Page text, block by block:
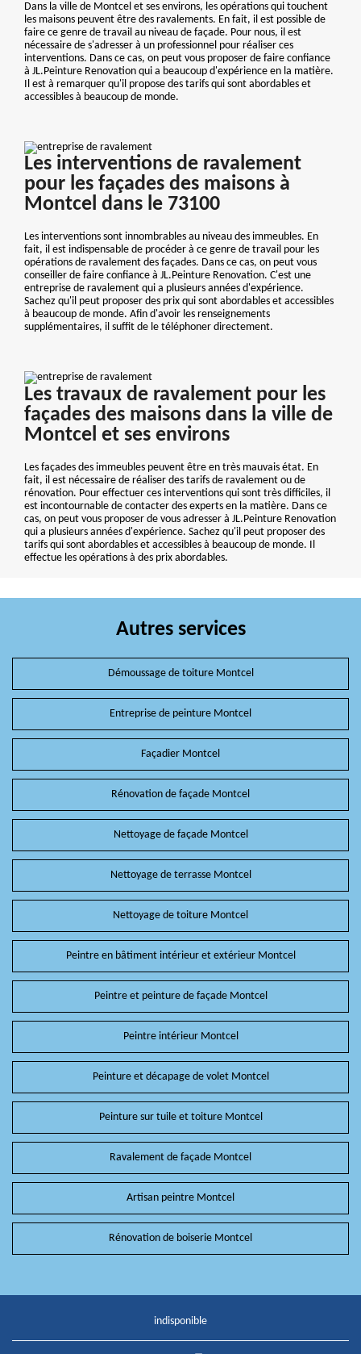
Dans la ville de Montcel et ses environs, les opérations qui touchent
les maisons peuvent être des ravalements. En fait, il est possible de
faire ce genre de travail au niveau de façade. Pour nous, il est
nécessaire de s'adresser à un professionnel pour réaliser ces
interventions. Dans ce cas, on peut vous proposer de faire confiance
à JL.Peinture Renovation qui a beaucoup d'expérience en la matière.
Il est à remarquer qu'il propose des tarifs qui sont abordables et
accessibles à beaucoup de monde.
Les interventions de ravalement
pour les façades des maisons à
Montcel dans le 73100
Les interventions sont innombrables au niveau des immeubles. En
fait, il est indispensable de procéder à ce genre de travail pour les
opérations de ravalement des façades. Dans ce cas, on peut vous
conseiller de faire confiance à JL.Peinture Renovation. C'est une
entreprise de ravalement qui a plusieurs années d'expérience.
Sachez qu'il peut proposer des prix qui sont abordables et accessibles
à beaucoup de monde. Afin d'avoir les renseignements
supplémentaires, il suffit de le téléphoner directement.
Les travaux de ravalement pour les
façades des maisons dans la ville de
Montcel et ses environs
Les façades des immeubles peuvent être en très mauvais état. En
fait, il est nécessaire de réaliser des tarifs de ravalement ou de
rénovation. Pour effectuer ces interventions qui sont très difficiles, il
est incontournable de contacter des experts en la matière. Dans ce
cas, on peut vous proposer de vous adresser à JL.Peinture Renovation
qui a plusieurs années d'expérience. Sachez qu'il peut proposer des
tarifs qui sont abordables et accessibles à beaucoup de monde. Il
effectue les opérations à des prix abordables.
Autres services
Démoussage de toiture Montcel
Entreprise de peinture Montcel
Façadier Montcel
Rénovation de façade Montcel
Nettoyage de façade Montcel
Nettoyage de terrasse Montcel
Nettoyage de toiture Montcel
Peintre en bâtiment intérieur et extérieur Montcel
Peintre et peinture de façade Montcel
Peintre intérieur Montcel
Peinture et décapage de volet Montcel
Peinture sur tuile et toiture Montcel
Ravalement de façade Montcel
Artisan peintre Montcel
Rénovation de boiserie Montcel
indisponible